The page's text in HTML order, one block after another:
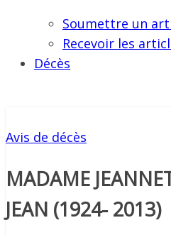
Soumettre un
Recevoir les
Décès
Avis de décès
MADAME
JEAN (1924- 2013)